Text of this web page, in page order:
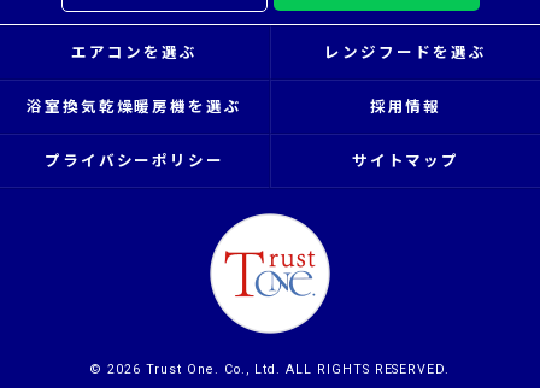
エアコンを選ぶ レンジフードを選ぶ
浴室換気乾燥暖房機を選ぶ 採用情報
プライバシーポリシー サイトマップ
© 2026 Trust One. Co., Ltd. ALL RIGHTS RESERVED.